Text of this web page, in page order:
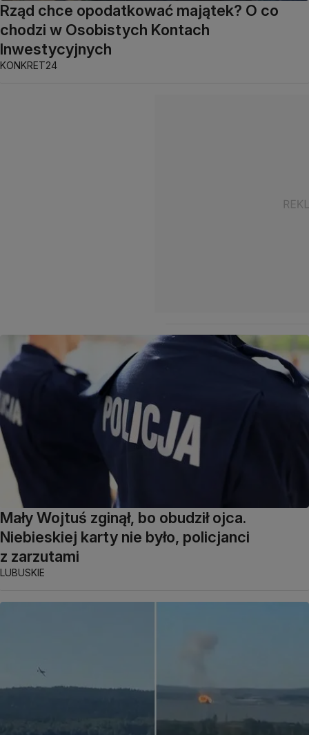
Rząd chce opodatkować majątek? O co
chodzi w Osobistych Kontach
Inwestycyjnych
KONKRET24
Mały Wojtuś zginął, bo obudził ojca.
Niebieskiej karty nie było, policjanci
z zarzutami
LUBUSKIE